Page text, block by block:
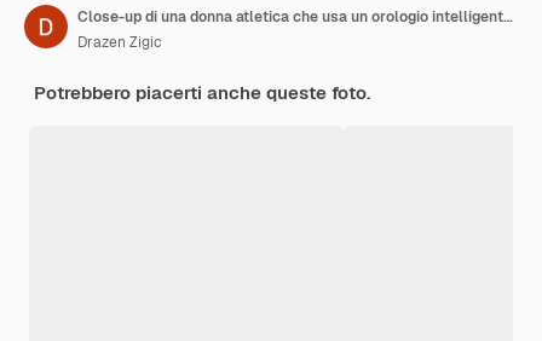
Close-up di una donna atletica che usa un orologio intelligente a casa
Drazen Zigic
Potrebbero piacerti anche queste foto.